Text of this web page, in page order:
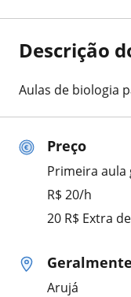
Preço
Primeira aula
R$ 20/h
20 R$ Extra
Arujá
Descrição
Aulas de biologia